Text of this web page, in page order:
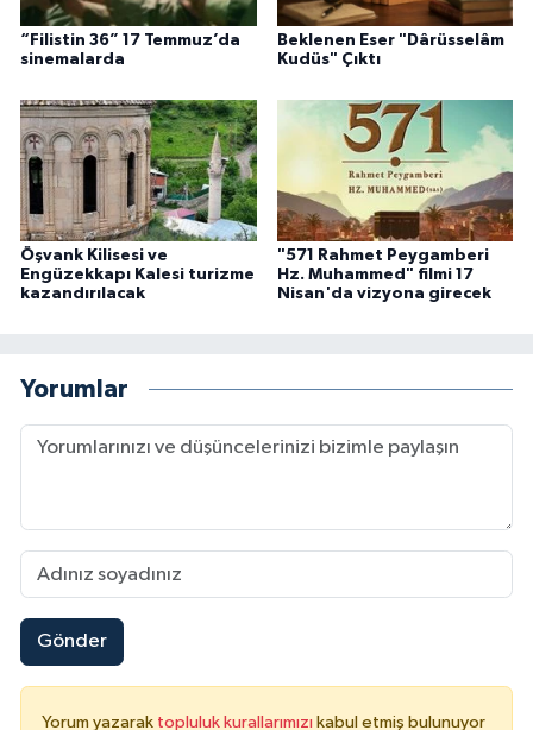
“Filistin 36” 17 Temmuz’da
sinemalarda
Beklenen Eser "Dârüsselâm
Kudüs" Çıktı
Öşvank Kilisesi ve
Engüzekkapı Kalesi turizme
kazandırılacak
"571 Rahmet Peygamberi
Hz. Muhammed" filmi 17
Nisan'da vizyona girecek
Yorumlar
Gönder
Yorum yazarak topluluk kurallarımızı kabul etmiş bulunuyor
Tokat Müftülüğü
Trabzon Müftülüğü
Tunceli Müftülüğü
Uşak Müftülüğü
Van Müftülüğü
Yozgat Müftülüğü
Zonguldak Müftülüğü